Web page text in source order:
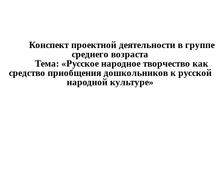
Конспект проектной деятельности в группе
среднего возраста
Тема: «Русское народное творчество как
средство приобщения дошкольников к русской
народной культуре»